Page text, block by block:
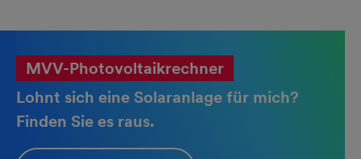
MVV-Photovoltaikrechner
Lohnt sich eine Solaranlage für mich?
Finden Sie es raus.